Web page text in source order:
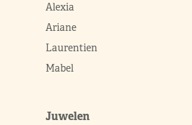
Alexia
Ariane
Laurentien
Mabel
Juwelen